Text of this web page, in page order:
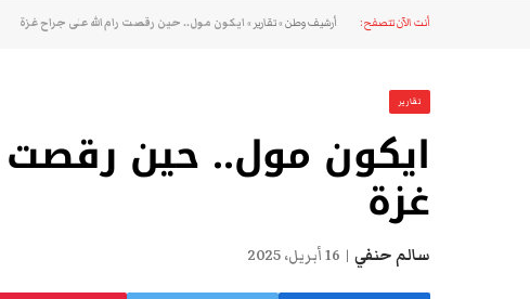
أنت الآن تتصفح: أرشيف وطن»تقارير»ايكون مول.. حين رقصت رام الله على جراح غزة
تقارير
ايكون مول.. حين رقصت
غزة
سالم حنفي 16 أبريل، 2025